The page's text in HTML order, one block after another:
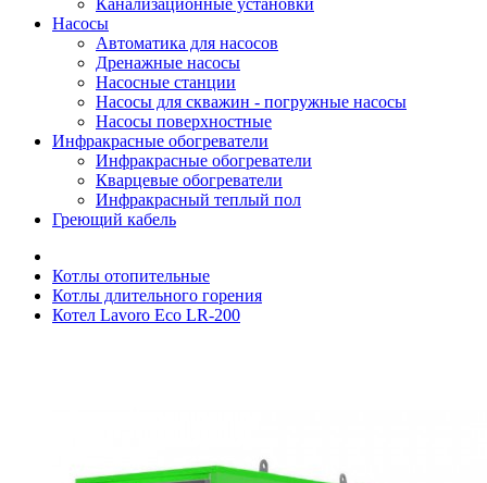
Канализационные установки
Насосы
Автоматика для насосов
Дренажные насосы
Насосные станции
Насосы для скважин - погружные насосы
Насосы поверхностные
Инфракрасные обогреватели
Инфракрасные обогреватели
Кварцевые обогреватели
Инфракрасный теплый пол
Греющий кабель
Котлы отопительные
Котлы длительного горения
Котел Lavoro Eco LR-200